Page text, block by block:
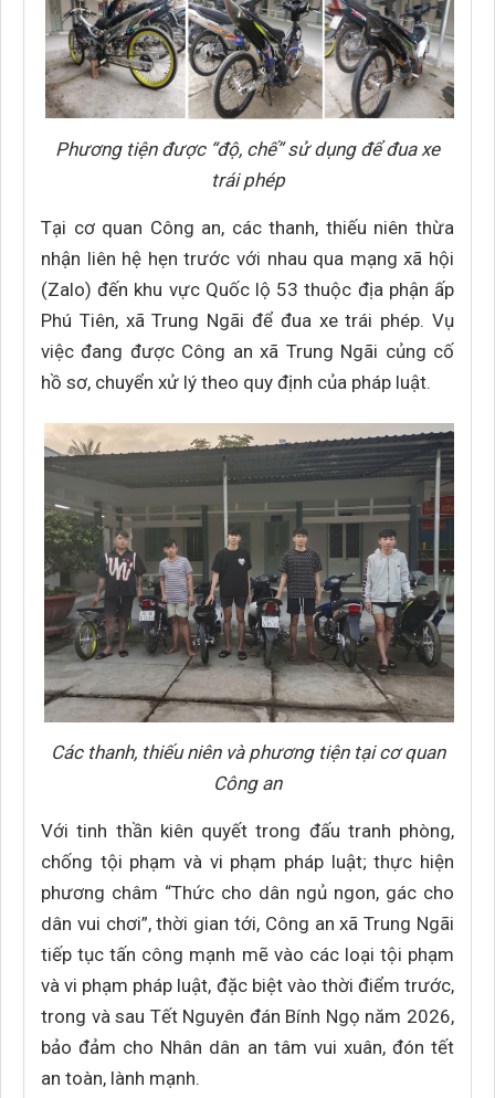
Phương tiện được “độ, chế” sử dụng để đua xe
trái phép
Tại cơ quan Công an, các thanh, thiếu niên thừa
nhận liên hệ hẹn trước với nhau qua mạng xã hội
(Zalo) đến khu vực Quốc lộ 53 thuộc địa phận ấp
Phú Tiên, xã Trung Ngãi để đua xe trái phép. Vụ
việc đang được Công an xã Trung Ngãi củng cố
hồ sơ, chuyển xử lý theo quy định của pháp luật.
Các thanh, thiếu niên và phương tiện tại cơ quan
Công an
Với tinh thần kiên quyết trong đấu tranh phòng,
chống tội phạm và vi phạm pháp luật; thực hiện
phương châm “Thức cho dân ngủ ngon, gác cho
dân vui chơi”, thời gian tới, Công an xã Trung Ngãi
tiếp tục tấn công mạnh mẽ vào các loại tội phạm
và vi phạm pháp luật, đặc biệt vào thời điểm trước,
trong và sau Tết Nguyên đán Bính Ngọ năm 2026,
bảo đảm cho Nhân dân an tâm vui xuân, đón tết
an toàn, lành mạnh.